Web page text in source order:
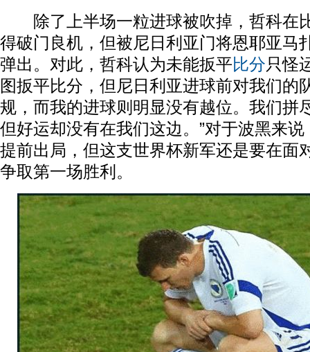
除了上半场一粒进球被吹掉，哲科在
得破门良机，但被尼日利亚门将恩耶亚马
弹出。对此，哲科认为未能扳平比分只怪
图扳平比分，但尼日利亚进球前对我们的
规，而我的进球则明显没有越位。我们拼
但好运却没有在我们这边。”对于波黑来
提前出局，但这支世界杯新军还是要在面
争取第一场胜利。